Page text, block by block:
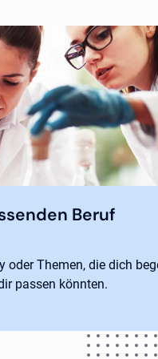
Beruf
oder Themen, die dich
passen könnten.